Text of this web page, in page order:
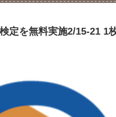
定を無料実施2/15-21 1